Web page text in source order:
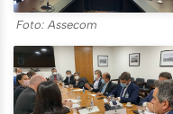
Foto: Assecom